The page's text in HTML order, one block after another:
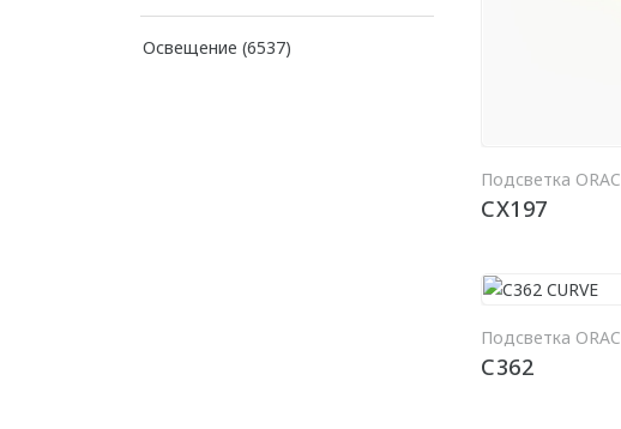
Подсветка ORAC
CX197
Подсветка ORAC
C362
Освещение (6537)